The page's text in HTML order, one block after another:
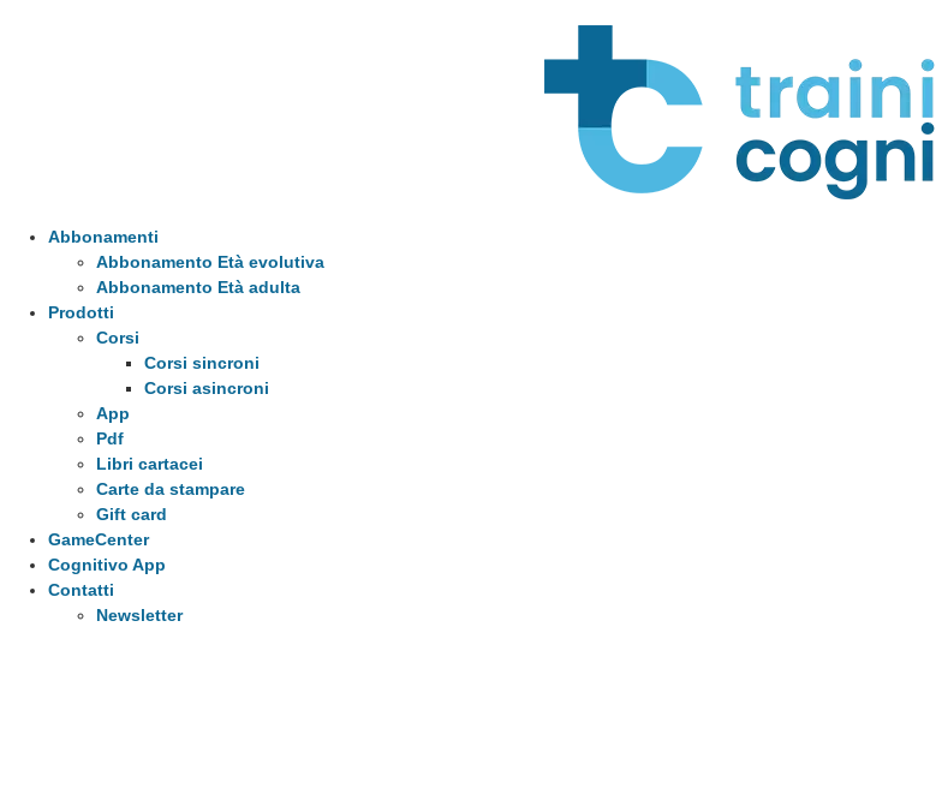
Abbonamenti
Abbonamento Età evolutiva
Abbonamento Età adulta
Prodotti
Corsi
Corsi sincroni
Corsi asincroni
App
Pdf
Libri cartacei
Carte da stampare
Gift card
GameCenter
Cognitivo App
Contatti
Newsletter